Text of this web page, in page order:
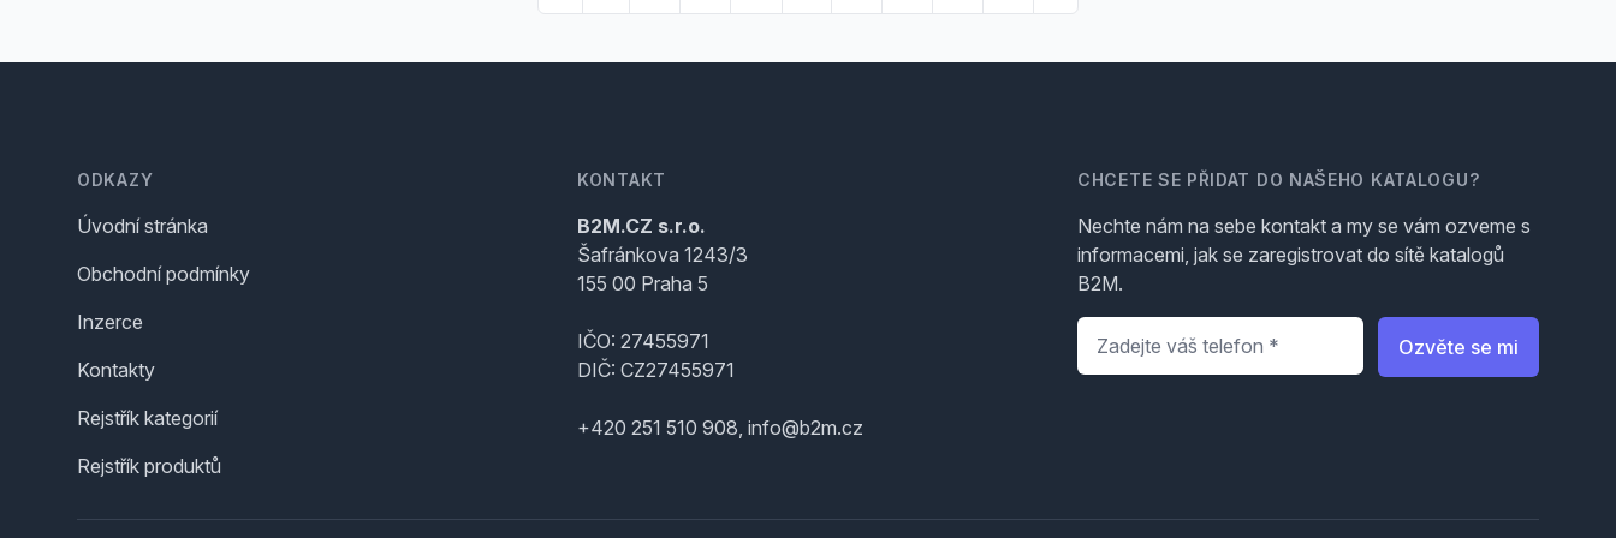
ODKAZY
Úvodní stránka
Obchodní podmínky
Inzerce
Kontakty
Rejstřík kategorií
Rejstřík produktů
KONTAKT
B2M.CZ s.r.o.
Šafránkova 1243/3
155 00 Praha 5
IČO: 27455971
DIČ: CZ27455971
+420 251 510 908, info@b2m.cz
CHCETE SE PŘIDAT DO NAŠEHO KATALOGU?
Nechte nám na sebe kontakt a my se vám ozveme s
informacemi, jak se zaregistrovat do sítě katalogů
B2M.
Telefon
Ozvěte se mi